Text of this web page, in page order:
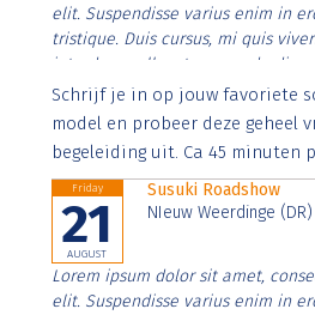
elit. Suspendisse varius enim in
tristique. Duis cursus, mi quis
interdum nulla, ut commodo
Aenean faucibus nibh et justo
imperdiet. Nunc ut sem vitae risus
Schrijf je in op jouw favoriete
model en probeer deze geheel
begeleiding uit. Ca 45 minuten
Friday
21
AUGUST
Susuki Roadshow
NIeuw Weerdinge (DR)
Lorem ipsum dolor sit amet,
elit. Suspendisse varius enim in